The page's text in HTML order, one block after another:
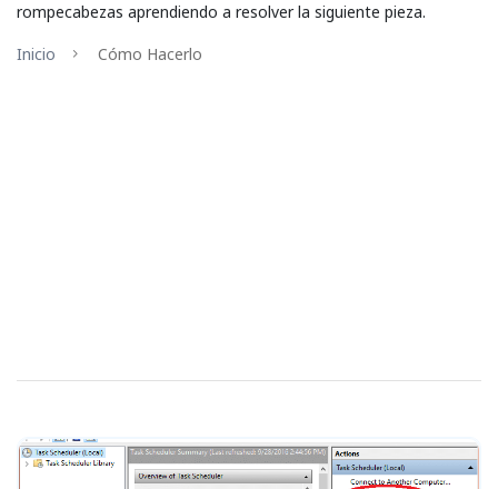
rompecabezas aprendiendo a resolver la siguiente pieza.
Inicio
Cómo Hacerlo